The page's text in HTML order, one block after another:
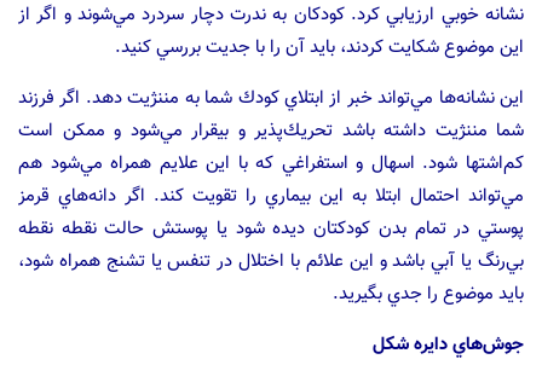
نشانه خوبي ارزيابي كرد. كودكان به ندرت دچار سردرد مي‌شوند و اگر از
اين موضوع شكايت كردند، بايد آن را با جديت بررسي كنيد.
اين نشانه‌ها مي‌تواند خبر از ابتلاي كودك شما به مننژيت دهد. اگر فرزند
شما مننژيت داشته باشد تحريك‌پذير و بيقرار مي‌شود و ممكن است
كم‌اشتها شود. اسهال و استفراغي كه با اين علايم همراه مي‌شود هم
مي‌تواند احتمال ابتلا به اين بيماري را تقويت كند. اگر دانه‌هاي قرمز
پوستي در تمام بدن كودكتان ديده شود يا پوستش حالت نقطه نقطه‌
بي‌رنگ يا آبي باشد و اين علائم با اختلال در تنفس يا تشنج همراه شود،
بايد موضوع را جدي بگيريد.
جوش‌هاي دايره شكل